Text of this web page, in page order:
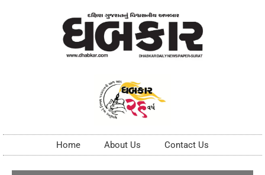
Home About Us Contact Us